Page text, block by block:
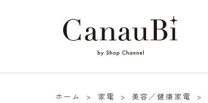
ホーム > 家電 > 美容／健康家電 >